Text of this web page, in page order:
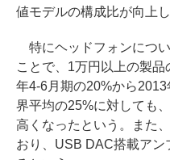
値モデルの構成比が向上
特にヘッドフォンにつ
ことで、1万円以上の製
年4-6月期の20%から
界平均の25%に対しても
高くなったという。また
おり、USB DAC搭載ア